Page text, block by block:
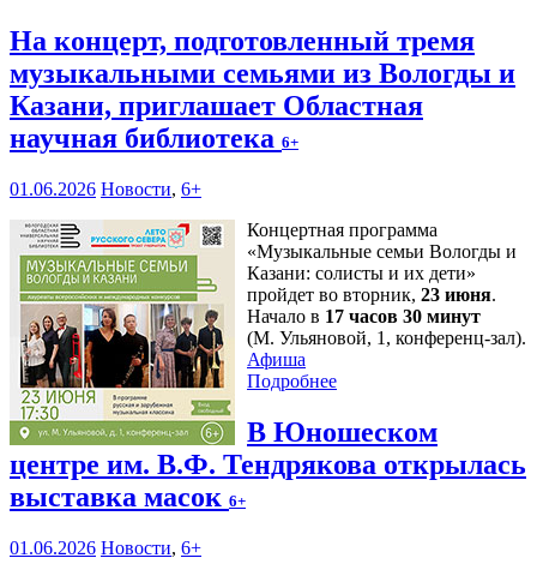
На концерт, подготовленный тремя
музыкальными семьями из Вологды и
Казани, приглашает Областная
научная библиотека 6+
01.06.2026 Новости, 6+
Концертная программа
«Музыкальные семьи Вологды и
Казани: солисты и их дети»
пройдет во вторник, 23 июня.
Начало в 17 часов 30 минут
(М. Ульяновой, 1, конференц-зал).
Афиша
Подробнее
В Юношеском
центре им. В.Ф. Тендрякова открылась
выставка масок 6+
01.06.2026 Новости, 6+